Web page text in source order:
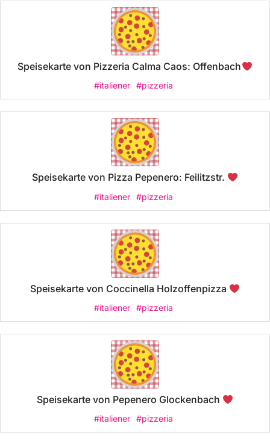
Speisekarte von Pizzeria Calma Caos: Offenbach
#italiener #pizzeria
Speisekarte von Pizza Pepenero: Feilitzstr.
#italiener #pizzeria
Speisekarte von Coccinella Holzoffenpizza
#italiener #pizzeria
Speisekarte von Pepenero Glockenbach
#italiener #pizzeria